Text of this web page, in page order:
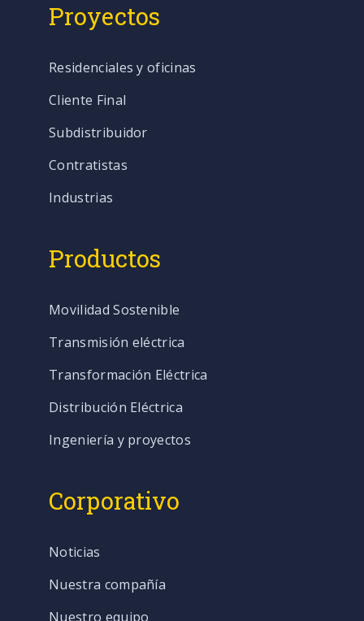
Proyectos
Residenciales y oficinas
Cliente Final
Subdistribuidor
Contratistas
Industrias
Productos
Movilidad Sostenible
Transmisión eléctrica
Transformación Eléctrica
Distribución Eléctrica
Ingeniería y proyectos
Corporativo
Noticias
Nuestra compañía
Nuestro equipo